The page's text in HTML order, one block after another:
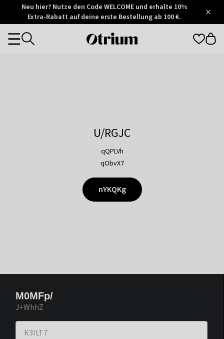
Otrium
Trustpilot
Neu hier? Nutze den Code WELCOME und erhalte 10%
Extra-Rabatt auf deine erste Bestellung ab 100 €.
Otrium
Categories
U/RGJC
qQPLVh
qObvX7
nYKQKg
M0MFp/
J+WhhZ